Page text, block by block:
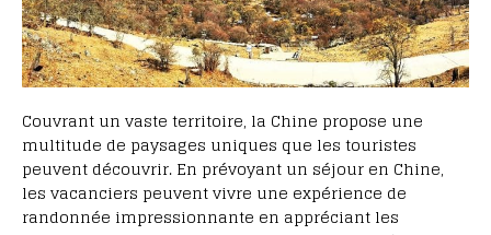
Couvrant un vaste territoire, la Chine propose une
multitude de paysages uniques que les touristes
peuvent découvrir. En prévoyant un séjour en Chine,
les vacanciers peuvent vivre une expérience de
randonnée impressionnante en appréciant les